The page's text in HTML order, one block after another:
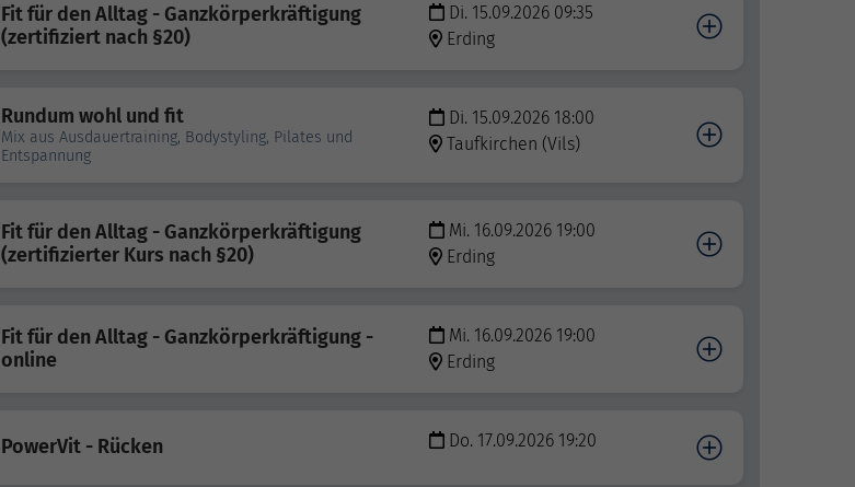
Fit für den Alltag - Ganzkörperkräftigung
(zertifiziert nach §20)
Di. 15.09.2026 09:35
Erding
Rundum wohl und fit
Mix aus Ausdauertraining, Bodystyling, Pilates und
Entspannung
Di. 15.09.2026 18:00
Taufkirchen (Vils)
Fit für den Alltag - Ganzkörperkräftigung
(zertifizierter Kurs nach §20)
Mi. 16.09.2026 19:00
Erding
Fit für den Alltag - Ganzkörperkräftigung -
online
Mi. 16.09.2026 19:00
Erding
PowerVit - Rücken Do. 17.09.2026 19:20